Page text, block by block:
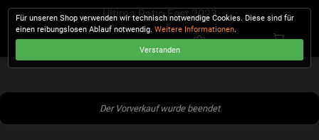
Ultima Ratio Fest 2023
Der Vorverkauf wurde beendet
Für unseren Shop verwenden wir technisch notwendige Cookies. Diese sind für
einen reibungslosen Ablauf notwendig.Weitere Informationen.
Verstanden